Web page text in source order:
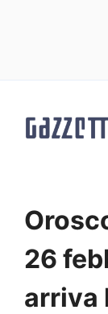
26
arriva